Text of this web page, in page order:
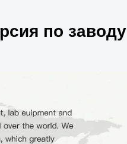
по заводу